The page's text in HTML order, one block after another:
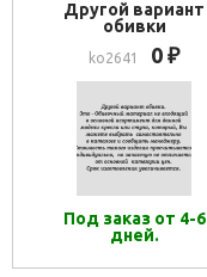
Другой вариант
обивки
ko2641 0 ₽
Под заказ от 4-6
дней.